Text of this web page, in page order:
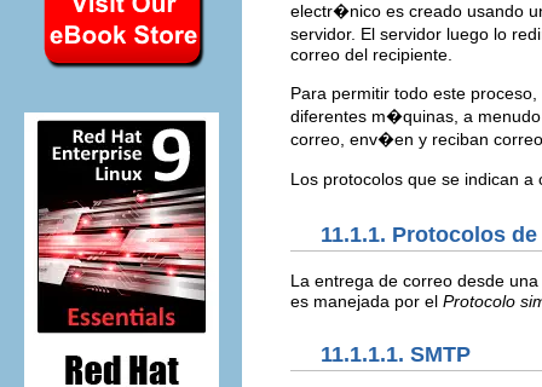
electr�nico es creado usando
servidor. El servidor luego lo
correo del recipiente.
Para permitir todo este
diferentes m�quinas, a
correo, env�en y reciban
Los protocolos que se indican
11.1.1. Protocolos
La entrega de correo desde
es manejada por el Protocolo
11.1.1.1. SMTP